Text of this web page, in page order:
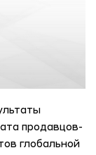
продавцов-
глобальной